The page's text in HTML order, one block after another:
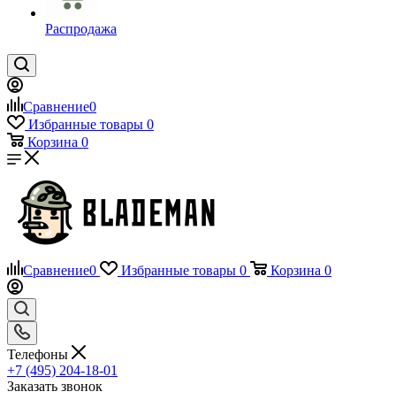
Распродажа
Сравнение0
Избранные товары 0
Корзина 0
Сравнение0 Избранные товары 0 Корзина 0
Телефоны
+7 (495) 204-18-01
Заказать звонок